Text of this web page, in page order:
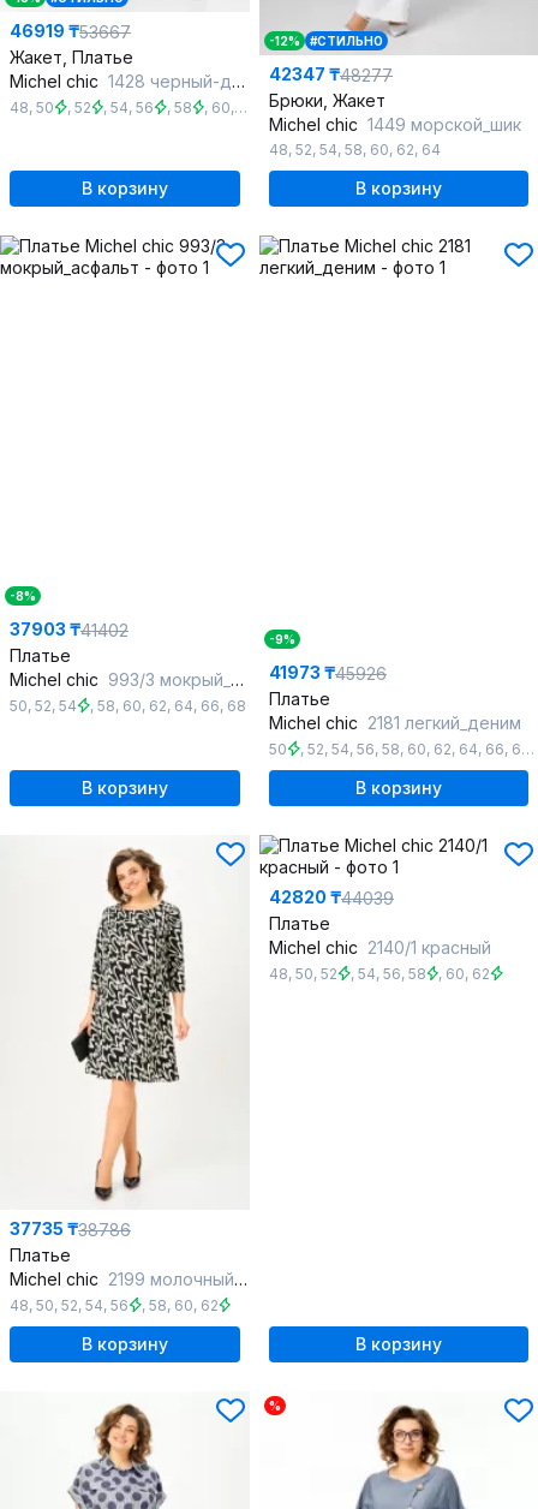
46919 ₸53667
Жакет, Платье
Michel chic 1428 черный-джинс
48, 50 , 52 , 54, 56 , 58 , 60, 62 64,66,68
В корзину
-12% #СТИЛЬНО
42347 ₸48277
Брюки, Жакет
Michel chic 1449 морской_шик
48, 52, 54, 58, 60, 62, 64
В корзину
-8%
37903 ₸41402
Платье
Michel chic 993/3 мокрый_асфальт
50, 52, 54 , 58, 60, 62, 64, 66, 68
В корзину
-9%
41973 ₸45926
Платье
Michel chic 2181 легкий_деним
50 , 52, 54, 56, 58, 60, 62, 64, 66, 68 ,
В корзину
37735 ₸38786
Платье
Michel chic 2199 молочный_каприз
48, 50, 52, 54, 56 , 58, 60, 62
В корзину
42820 ₸44039
Платье
Michel chic 2140/1 красный
48, 50, 52 , 54, 56, 58 , 60, 62
В корзину
%